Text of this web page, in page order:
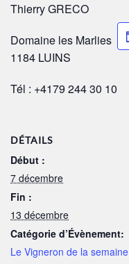
Thierry GRECO
Domaine les Marlies
1184 LUINS
Tél : +4179 244 30 10
DÉTAILS
Début :
7 décembre
Fin :
13 décembre
Catégorie d’Évènement:
Le Vigneron de la semaine